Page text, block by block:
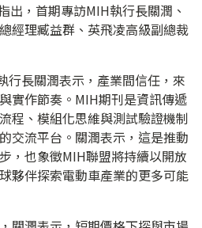
出，首期專訪MIH執行長關潤、
經理臧益群、英飛凌高級副總裁
行長關潤表示，產業間信任，來
實作節奏。MIH期刊是資訊傳遞
程、模組化思維與測試驗證機制
交流平台。關潤表示，這是推動
，也象徵MIH聯盟將持續以開放
夥伴探索電動車產業的更多可能